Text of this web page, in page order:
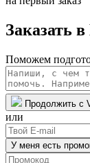
Заказать
Поможем
Продолжить с
или
У меня есть